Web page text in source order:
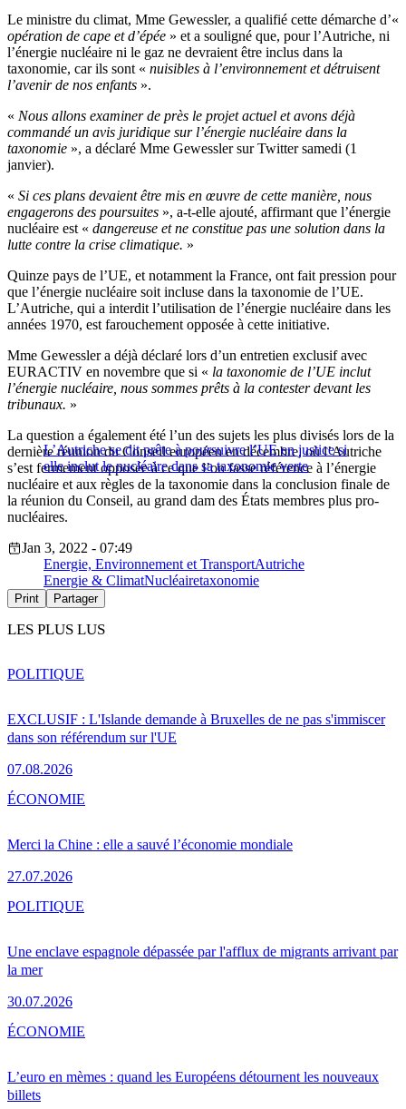
Le ministre du climat, Mme Gewessler, a qualifié cette démarche d’«
opération de cape et d’épée » et a souligné que, pour l’Autriche, ni
l’énergie nucléaire ni le gaz ne devraient être inclus dans la
taxonomie, car ils sont « nuisibles à l’environnement et détruisent
l’avenir de nos enfants ».
« Nous allons examiner de près le projet actuel et avons déjà
commandé un avis juridique sur l’énergie nucléaire dans la
taxonomie », a déclaré Mme Gewessler sur Twitter samedi (1
janvier).
« Si ces plans devaient être mis en œuvre de cette manière, nous
engagerons des poursuites », a-t-elle ajouté, affirmant que l’énergie
nucléaire est « dangereuse et ne constitue pas une solution dans la
lutte contre la crise climatique. »
Quinze pays de l’UE, et notamment la France, ont fait pression pour
que l’énergie nucléaire soit incluse dans la taxonomie de l’UE.
L’Autriche, qui a interdit l’utilisation de l’énergie nucléaire dans les
années 1970, est farouchement opposée à cette initiative.
Mme Gewessler a déjà déclaré lors d’un entretien exclusif avec
EURACTIV en novembre que si « la taxonomie de l’UE inclut
l’énergie nucléaire, nous sommes prêts à la contester devant les
tribunaux. »
L’Autriche se dit prête à poursuivre l’UE en justice si
elle inclut le nucléaire dans sa taxonomie verte
La question a également été l’un des sujets les plus divisés lors de la
dernière réunion du Conseil européen en décembre, où l’Autriche
s’est fermement opposée à ce que l’on fasse référence à l’énergie
nucléaire et aux règles de la taxonomie dans la conclusion finale de
la réunion du Conseil, au grand dam des États membres plus pro-
nucléaires.
Jan 3, 2022 - 07:49
Energie, Environnement et TransportAutriche
Energie & ClimatNucléairetaxonomie
Print Partager
LES PLUS LUS
EXCLUSIF : L'Islande demande à Bruxelles de ne pas s'immiscer
dans son référendum sur l'UE
07.08.2026
POLITIQUE
Merci la Chine : elle a sauvé l’économie mondiale
27.07.2026
ÉCONOMIE
Une enclave espagnole dépassée par l'afflux de migrants arrivant par
la mer
30.07.2026
POLITIQUE
L’euro en mèmes : quand les Européens détournent les nouveaux
billets
ÉCONOMIE